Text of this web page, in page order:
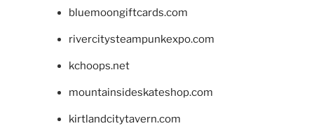
bluemoongiftcards.com
rivercitysteampunkexpo.com
kchoops.net
mountainsideskateshop.com
kirtlandcitytavern.com